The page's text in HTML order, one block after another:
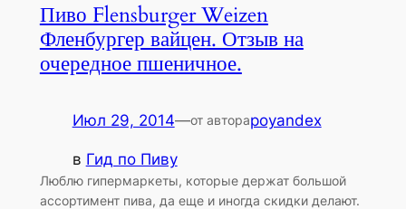
Пиво Flensburger Weizen
Фленбургер вайцен. Отзыв на
очередное пшеничное.
Июл 29, 2014—от автораpoyandex
в Гид по Пиву
Люблю гипермаркеты, которые держат большой
ассортимент пива, да еще и иногда скидки делают.